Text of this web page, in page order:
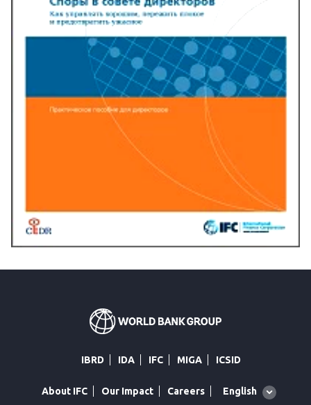
IBRD IDA IFC MIGA ICSID
About IFC Our Impact Careers
Global
language
English